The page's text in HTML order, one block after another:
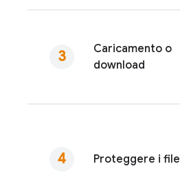
Caricamento o
download
Proteggere i file